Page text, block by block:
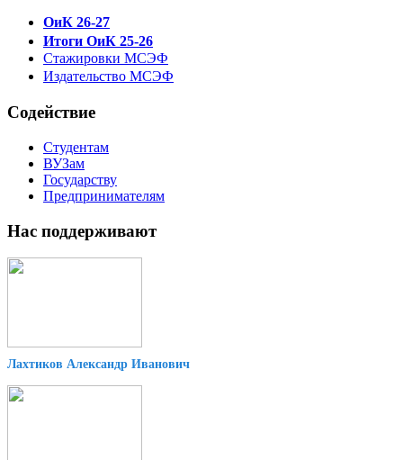
ОиК 26-27
Итоги ОиК 25-26
Стажировки МСЭФ
Издательство МСЭФ
Содействие
Студентам
ВУЗам
Государству
Предпринимателям
Нас поддерживают
Лахтиков Александр Иванович